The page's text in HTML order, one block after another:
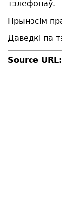
тэлефонаў.
Прыносім
Даведкі па
Source URL: